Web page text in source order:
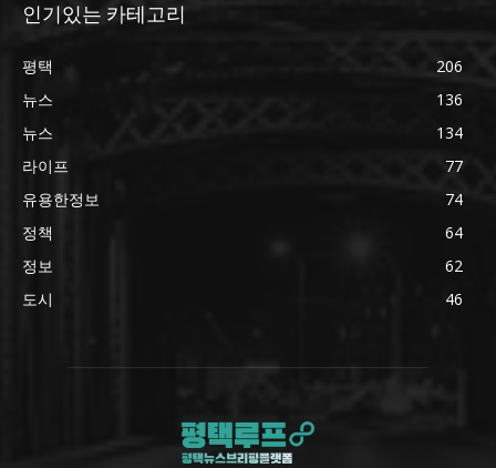
인기있는 카테고리
평택
206
뉴스
136
뉴스
134
라이프
77
유용한정보
74
정책
64
정보
62
도시
46